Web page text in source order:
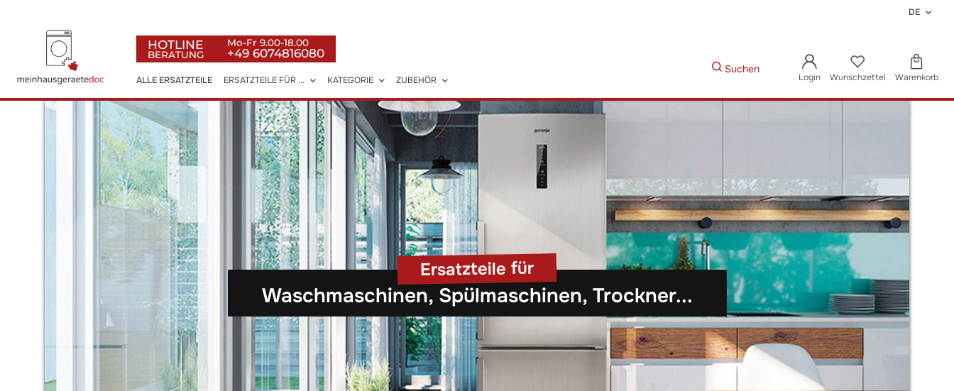
DE
Suchen
Login Wunschzettel Warenkorb
HOTLINE
BERATUNG
Mo-Fr 9.00-18.00
+49 6074816080
ALLE ERSATZTEILE ERSATZTEILE FÜR ... KATEGORIE ZUBEHÖR
Ersatzteile für
Waschmaschinen, Spülmaschinen, Trockner...